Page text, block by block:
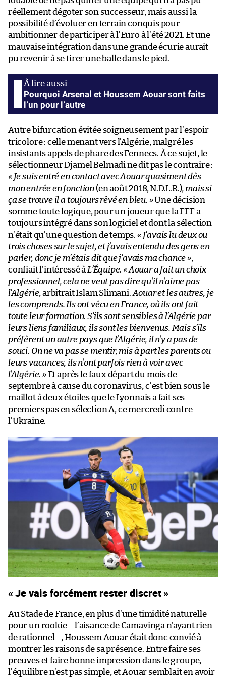
réellement dégoter son successeur, mais aussi la
possibilité d’évoluer en terrain conquis pour
ambitionner de participer à l’Euro à l’été 2021. Et une
mauvaise intégration dans une grande écurie aurait
pu revenir à se tirer une balle dans le pied.
Pourquoi Arsenal et Houssem Aouar sont faits
l’un pour l’autre
Autre bifurcation évitée soigneusement par l’espoir
tricolore : celle menant vers l’Algérie, malgré les
insistants appels de phare des Fennecs. À ce sujet, le
sélectionneur Djamel Belmadi ne dit pas le contraire :
« Je suis entré en contact avec Aouar quasiment dès
mon entrée en fonction(en août 2018, N.D.L.R.), mais si
ça se trouve il a toujours rêvé en bleu. »Une décision
somme toute logique, pour un joueur que la FFF a
toujours intégré dans son logiciel et dont la sélection
n’était qu’une question de temps. « J’avais lu deux ou
trois choses sur le sujet, et j’avais entendu des gens en
parler, donc je m’étais dit que j’avais ma chance »,
confiait l’intéressé à L’Équipe.« Aouar a fait un choix
professionnel, cela ne veut pas dire qu’il n’aime pas
l’Algérie, arbitrait Islam Slimani. Aouar et les autres, je
les comprends. Ils ont vécu en France, où ils ont fait
toute leur formation. S’ils sont sensibles à l’Algérie par
leurs liens familiaux, ils sont les bienvenus. Mais s’ils
préfèrent un autre pays que l’Algérie, il n’y a pas de
souci. On ne va pas se mentir, mis à part les parents ou
leurs vacances, ils n’ont parfois rien à voir avec
l’Algérie. »Et après le faux départ du mois de
septembre à cause du coronavirus, c’est bien sous le
maillot à deux étoiles que le Lyonnais a fait ses
premiers pas en sélection A, ce mercredi contre
l’Ukraine.
« Je vais forcément rester discret »
Au Stade de France, en plus d’une timidité naturelle
pour un rookie – l’aisance de Camavinga n’ayant rien
de rationnel –, Houssem Aouar était donc convié à
montrer les raisons de sa présence. Entre faire ses
preuves et faire bonne impression dans le groupe,
l’équilibre n’est pas simple, et Aouar semblait en avoir